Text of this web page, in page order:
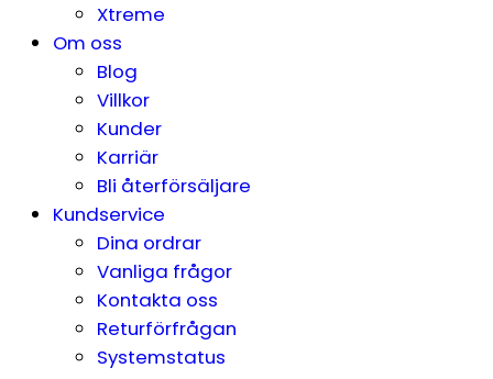
Xtreme
Om oss
Blog
Villkor
Kunder
Karriär
Bli återförsäljare
Kundservice
Dina ordrar
Vanliga frågor
Kontakta oss
Returförfrågan
Systemstatus